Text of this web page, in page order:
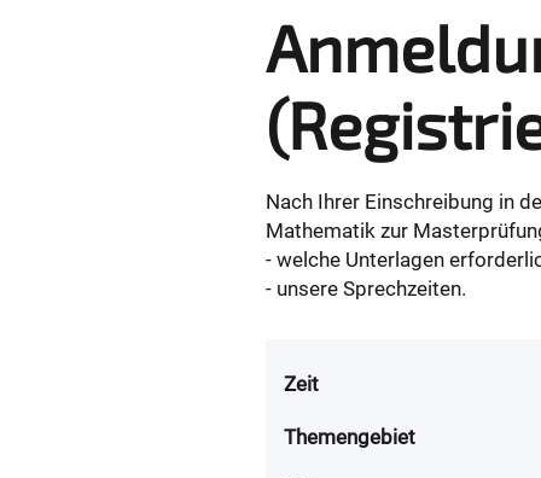
Nach Ihrer Einschreibung in
Mathematik zur
- welche Unterlagen
- unsere Sprechzeiten.
Zeit
Themengebiet